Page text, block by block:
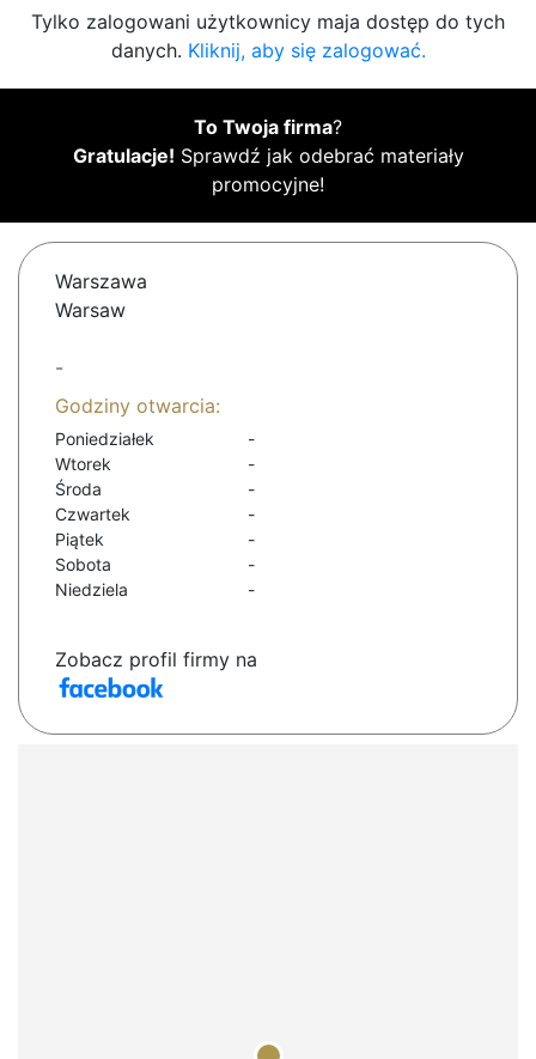
Tylko zalogowani użytkownicy maja dostęp do tych
danych. Kliknij, aby się zalogować.
To Twoja firma?
Gratulacje! Sprawdź jak odebrać materiały
promocyjne!
Warszawa
Warsaw
-
Godziny otwarcia:
Poniedziałek
-
Wtorek
-
Środa
-
Czwartek
-
Piątek
-
Sobota
-
Niedziela
-
Zobacz profil firmy na